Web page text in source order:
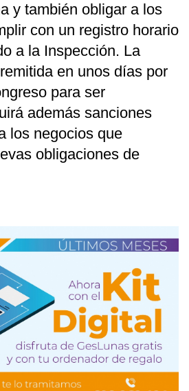
y también obligar a los
con un registro horario
a la Inspección. La
en unos días por
para ser
además sanciones
los negocios que
obligaciones de